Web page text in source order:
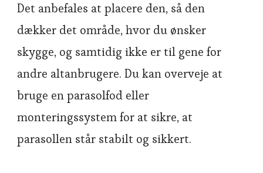
Det anbefales at placere den, så den
dækker det område, hvor du ønsker
skygge, og samtidig ikke er til gene for
andre altanbrugere. Du kan overveje at
bruge en parasolfod eller
monteringssystem for at sikre, at
parasollen står stabilt og sikkert.